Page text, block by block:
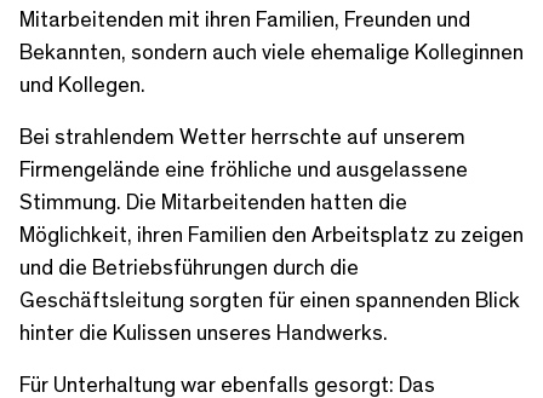
Mitarbeitenden mit ihren Familien, Freunden und
Bekannten, sondern auch viele ehemalige Kolleginnen
und Kollegen.
Bei strahlendem Wetter herrschte auf unserem
Firmengelände eine fröhliche und ausgelassene
Stimmung. Die Mitarbeitenden hatten die
Möglichkeit, ihren Familien den Arbeitsplatz zu zeigen
und die Betriebsführungen durch die
Geschäftsleitung sorgten für einen spannenden Blick
hinter die Kulissen unseres Handwerks.
Für Unterhaltung war ebenfalls gesorgt: Das